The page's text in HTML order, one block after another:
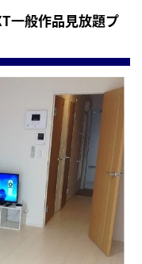
一般作品見放題プ